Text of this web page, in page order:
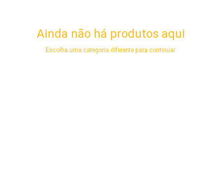
Ainda não há produtos aqui
Escolha uma categoria diferente para continuar.